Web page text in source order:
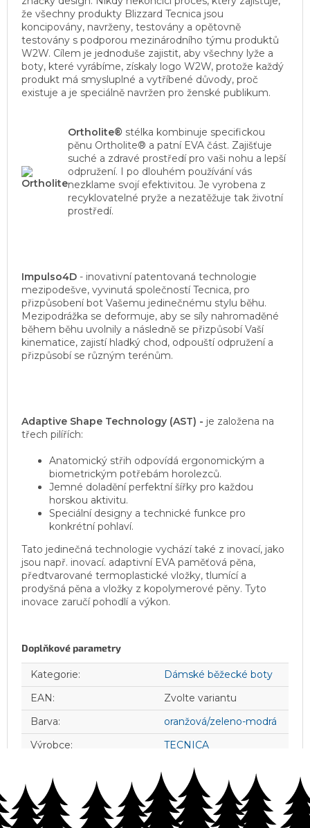
že všechny produkty Blizzard Tecnica jsou
koncipovány, navrženy, testovány a opětovně
testovány s podporou mezinárodního týmu produktů
W2W. Cílem je jednoduše zajistit, aby všechny lyže a
boty, které vyrábíme, získaly logo W2W, protože každý
produkt má smysluplné a vytříbené důvody, proč
existuje a je speciálně navržen pro ženské publikum.
Ortholite® stélka kombinuje specifickou
pěnu Ortholite® a patní EVA část. Zajišťuje
suché a zdravé prostředí pro vaši nohu a lepší
odpružení. I po dlouhém používání vás
nezklame svojí efektivitou. Je vyrobena z
recyklovatelné pryže a nezatěžuje tak životní
prostředí.
Impulso4D - inovativní patentovaná technologie
mezipodešve, vyvinutá společností Tecnica, pro
přizpůsobení bot Vašemu jedinečnému stylu běhu.
Mezipodrážka se deformuje, aby se síly nahromaděné
během běhu uvolnily a následně se přizpůsobí Vaší
kinematice, zajistí hladký chod, odpouští odpružení a
přizpůsobí se různým terénům.
Adaptive Shape Technology (AST) - je založena na
třech pilířích:
Anatomický střih odpovídá ergonomickým a
biometrickým potřebám horolezců.
Jemné doladění perfektní šířky pro každou
horskou aktivitu.
Speciální designy a technické funkce pro
konkrétní pohlaví.
Tato jedinečná technologie vychází také z inovací, jako
jsou např. inovací. adaptivní EVA paměťová pěna,
předtvarované termoplastické vložky, tlumící a
prodyšná pěna a vložky z kopolymerové pěny. Tyto
inovace zaručí pohodlí a výkon.
Doplňkové parametry
Kategorie:
Dámské běžecké boty
EAN:
Zvolte variantu
Barva:
oranžová/zeleno-modrá
Výrobce: TECNICA